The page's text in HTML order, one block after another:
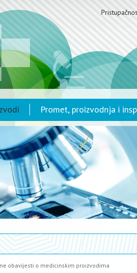
Promet, proizvodnja i
obavijesti o medicinskim proizvodima